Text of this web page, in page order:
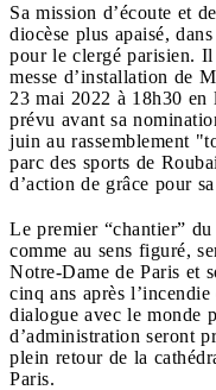
Sa mission d’écoute et
diocèse plus apaisé,
pour le clergé parisien. Il
messe d’installation de
23 mai 2022 à 18h30 en
prévu avant sa
juin au rassemblement
parc des sports de
d’action de grâce pour
Le premier “chantier”
comme au sens figuré,
Notre-Dame de Paris et
cinq ans après
dialogue avec le monde
d’administration seront
plein retour de la
Paris.